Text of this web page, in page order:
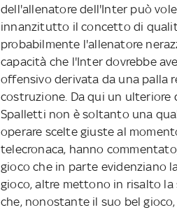
dell'allenatore dell'Inter può
innanzitutto il concetto di
probabilmente l'allenatore
capacità che l'Inter dovrebbe
offensivo derivata da una palla
costruzione. Da qui un
Spalletti non è soltanto una
operare scelte giuste al
telecronaca, hanno
gioco che in parte evidenziano
gioco, altre mettono in risalto la
che, nonostante il suo bel